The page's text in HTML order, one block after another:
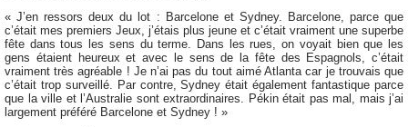
« J’en ressors deux du lot : Barcelone et Sydney. Barcelone, parce que
c’était mes premiers Jeux, j’étais plus jeune et c’était vraiment une superbe
fête dans tous les sens du terme. Dans les rues, on voyait bien que les
gens étaient heureux et avec le sens de la fête des Espagnols, c’était
vraiment très agréable ! Je n’ai pas du tout aimé Atlanta car je trouvais que
c’était trop surveillé. Par contre, Sydney était également fantastique parce
que la ville et l’Australie sont extraordinaires. Pékin était pas mal, mais j’ai
largement préféré Barcelone et Sydney ! »